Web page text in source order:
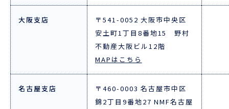
お問い合わせ
お役立ち資料
大阪支店
〒541-0052 大阪市中央区
安土町1丁目8番地15 野村
不動産大阪ビル12階
MAPはこちら
名古屋支店
〒460-0003 名古屋市中区
錦2丁目9番地27 NMF名古屋